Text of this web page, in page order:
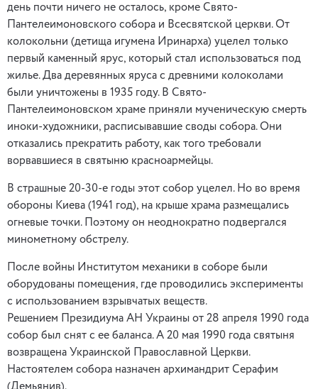
день почти ничего не осталось, кроме Свято-
Пантелеимоновского собора и Всесвятской церкви. От
колокольни (детища игумена Иринарха) уцелел только
первый каменный ярус, который стал использоваться под
жилье. Два деревянных яруса с древними колоколами
были уничтожены в 1935 году. В Свято-
Пантелеимоновском храме приняли мученическую смерть
иноки-художники, расписывавшие своды собора. Они
отказались прекратить работу, как того требовали
ворвавшиеся в святыню красноармейцы.
В страшные 20-30-е годы этот собор уцелел. Но во время
обороны Киева (1941 год), на крыше храма размещались
огневые точки. Поэтому он неоднократно подвергался
минометному обстрелу.
После войны Институтом механики в соборе были
оборудованы помещения, где проводились эксперименты
с использованием взрывчатых веществ.
Решением Президиума АН Украины от 28 апреля 1990 года
собор был снят с ее баланса. А 20 мая 1990 года святыня
возвращена Украинской Православной Церкви.
Настоятелем собора назначен архимандрит Серафим